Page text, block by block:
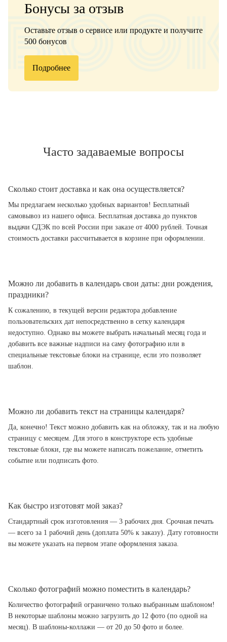
Бонусы за отзыв
Оставьте отзыв о сервисе или продукте и получите
500 бонусов
Подробнее
Часто задаваемые вопросы
Сколько стоит доставка и как она осуществляется?
Мы предлагаем несколько удобных вариантов! Бесплатный
самовывоз из нашего офиса. Бесплатная доставка до пунктов
выдачи СДЭК по всей России при заказе от 4000 рублей. Точная
стоимость доставки рассчитывается в корзине при оформлении.
Можно ли добавить в календарь свои даты: дни рождения,
праздники?
К сожалению, в текущей версии редактора добавление
пользовательских дат непосредственно в сетку календаря
недоступно. Однако вы можете выбрать начальный месяц года и
добавить все важные надписи на саму фотографию или в
специальные текстовые блоки на странице, если это позволяет
шаблон.
Можно ли добавить текст на страницы календаря?
Да, конечно! Текст можно добавить как на обложку, так и на любую
страницу с месяцем. Для этого в конструкторе есть удобные
текстовые блоки, где вы можете написать пожелание, отметить
событие или подписать фото.
Как быстро изготовят мой заказ?
Стандартный срок изготовления — 3 рабочих дня. Срочная печать
— всего за 1 рабочий день (доплата 50% к заказу). Дату готовности
вы можете указать на первом этапе оформления заказа.
Сколько фотографий можно поместить в календарь?
Количество фотографий ограничено только выбранным шаблоном!
В некоторые шаблоны можно загрузить до 12 фото (по одной на
месяц). В шаблоны-коллажи — от 20 до 50 фото и более.